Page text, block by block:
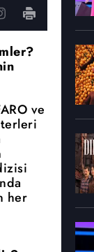
ve
her